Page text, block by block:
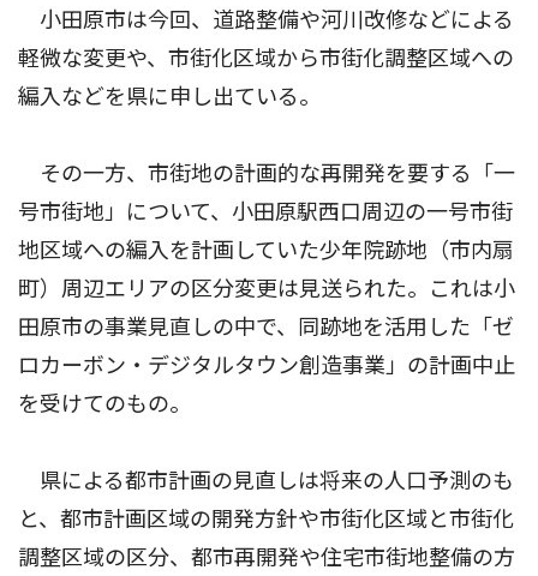
小田原市は今回、道路整備や河川改修などによる
軽微な変更や、市街化区域から市街化調整区域への
編入などを県に申し出ている。
その一方、市街地の計画的な再開発を要する「一
号市街地」について、小田原駅西口周辺の一号市街
地区域への編入を計画していた少年院跡地（市内扇
町）周辺エリアの区分変更は見送られた。これは小
田原市の事業見直しの中で、同跡地を活用した「ゼ
ロカーボン・デジタルタウン創造事業」の計画中止
を受けてのもの。
県による都市計画の見直しは将来の人口予測のも
と、都市計画区域の開発方針や市街化区域と市街化
調整区域の区分、都市再開発や住宅市街地整備の方